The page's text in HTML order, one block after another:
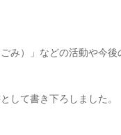
み）」などの活動や今
して書き下ろしました。